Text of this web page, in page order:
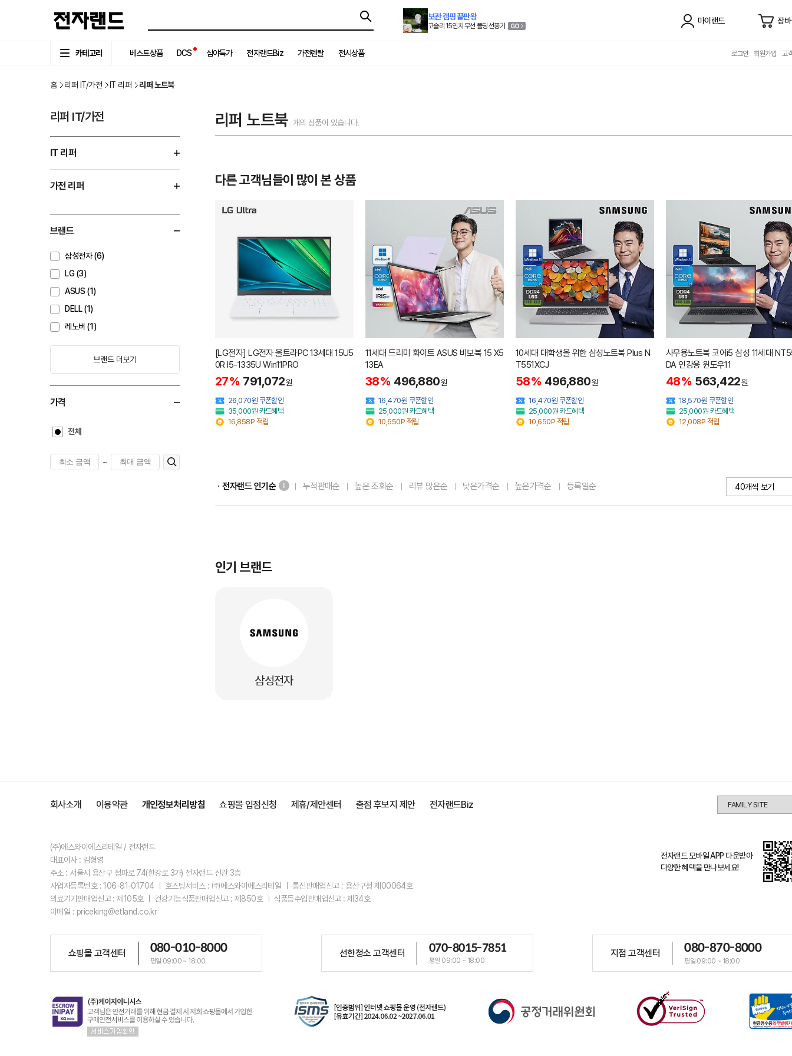
보관 캠핑 끝판왕
코슬리 15인치 무선 폴딩 선풍기
마이랜드 장
카테고리 베스트상품 DCS 심야특가 전자랜드Biz 가전렌탈 전시상품 로그인 회원가입 고
홈 리퍼 IT/가전 IT 리퍼 리퍼 노트북
리퍼 IT/가전
IT 리퍼
가전 리퍼
브랜드
삼성전자 (6)
LG (3)
ASUS (1)
DELL (1)
레노버 (1)
브랜드 더보기
가격
전체
~
리퍼 노트북 개의 상품이 있습니다.
다른 고객님들이 많이 본 상품
[LG전자] LG전자 울트라PC 13세대 15U5
0R I5-1335U Win11PRO
27% 791,072원
26,070원 쿠폰할인
35,000원 카드혜택
16,858P 적립
11세대 드리미 화이트 ASUS 비보북 15 X5
13EA
38% 496,880원
16,470원 쿠폰할인
25,000원 카드혜택
10,650P 적립
10세대 대학생을 위한 삼성노트북 Plus N
T551XCJ
58% 496,880원
16,470원 쿠폰할인
25,000원 카드혜택
10,650P 적립
사무용노트북 코어i5 삼성 11세대
DA 인강용 윈도우11
48% 563,422원
18,570원 쿠폰할인
25,000원 카드혜택
12,008P 적립
ㆍ전자랜드 인기순 누적판매순 높은 조회순 리뷰 많은순 낮은가격순 높은가격순 등록일순
인기 브랜드
삼성전자
회사소개 이용약관 개인정보처리방침 쇼핑몰 입점신청 제휴/제안센터 출점 후보지 제안 전자랜드Biz
(주)에스와이에스리테일 / 전자랜드
대표이사 : 김형영
주소 : 서울시 용산구 청파로 74(한강로 3가) 전자랜드 신관 3층
사업자등록번호 : 106-81-01704 ㅣ 호스팅서비스 : ㈜에스와이에스리테일 ㅣ 통신판매업신고 : 용산구청 제00064호
의료기기판매업신고 : 제105호 ㅣ 건강기능식품판매업신고 : 제850호 ㅣ 식품등수입판매업신고 : 제34호
이메일 : priceking@etland.co.kr
전자랜드 모바일 APP 다운받아
다양한 혜택을 만나보세요!
쇼핑몰 고객센터 080-010-8000
평일 09:00 ~ 18:00
선한청소 고객센터 070-8015-7851
평일 09:00 ~ 18:00
지점 고객센터 080-870-8000
평일 09:00 ~ 18:00